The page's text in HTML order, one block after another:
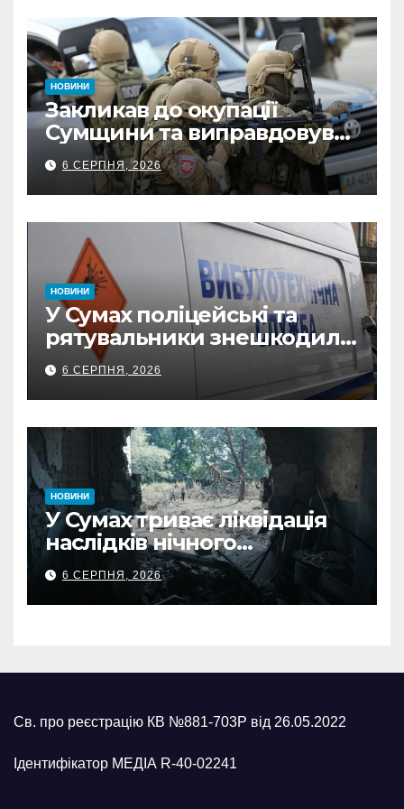
НОВИНИ
Закликав до окупації
Сумщини та виправдовував
обстріли: СБУ викрила
прокремлівського агітатора
з Охтирки
6 СЕРПНЯ, 2026
НОВИНИ
У Сумах поліцейські та
рятувальники знешкодили
500-кілограмову авіабомбу
росіян
6 СЕРПНЯ, 2026
НОВИНИ
У Сумах триває ліквідація
наслідків нічного
масованого удару КАБами
6 СЕРПНЯ, 2026
Св. про реєстрацію КВ №881-703Р від 26.05.2022
Ідентифікатор МЕДІА R-40-02241